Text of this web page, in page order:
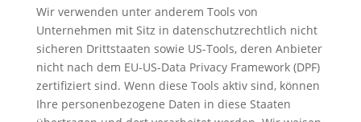
Wir verwenden unter anderem Tools von
Unternehmen mit Sitz in datenschutzrechtlich nicht
sicheren Drittstaaten sowie US-Tools, deren Anbieter
nicht nach dem EU-US-Data Privacy Framework (DPF)
zertifiziert sind. Wenn diese Tools aktiv sind, können
Ihre personenbezogene Daten in diese Staaten